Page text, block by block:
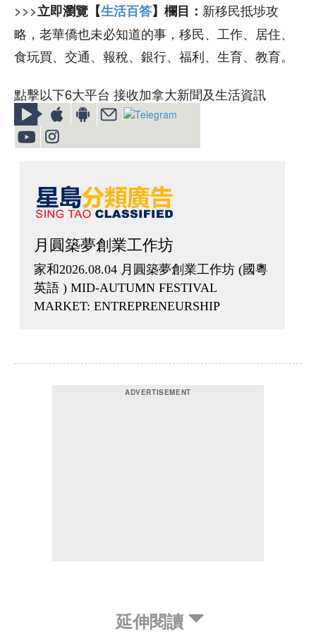
>>>立即瀏覽【生活百答】欄目： 新移民抵埗攻
略，老華僑也未必知道的事，移民、工作、居住、
食玩買、交通、報稅、銀行、福利、生育、教育。
點擊以下6大平台 接收加拿大新聞及生活資訊
延伸閱讀